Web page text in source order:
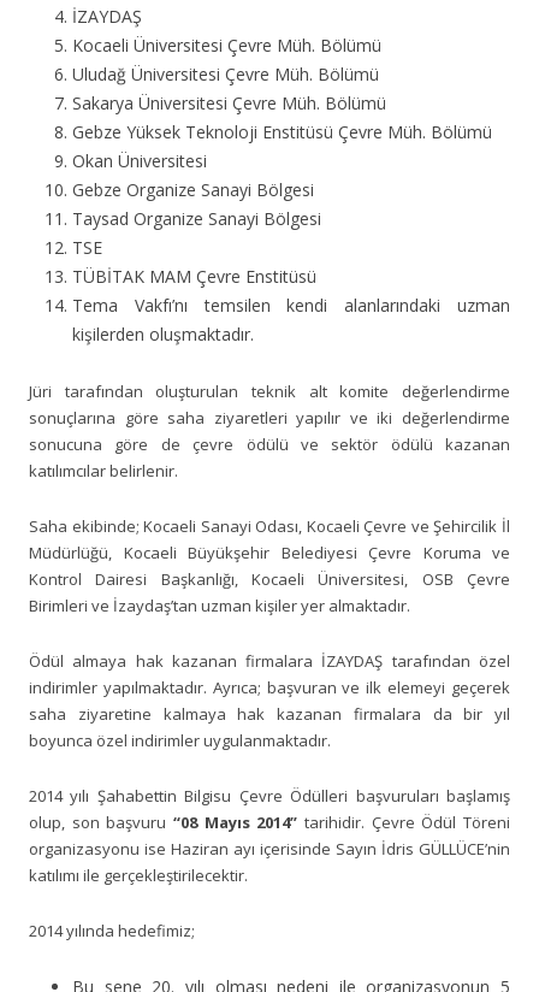
İZAYDAŞ
Kocaeli Üniversitesi Çevre Müh. Bölümü
Uludağ Üniversitesi Çevre Müh. Bölümü
Sakarya Üniversitesi Çevre Müh. Bölümü
Gebze Yüksek Teknoloji Enstitüsü Çevre Müh. Bölümü
Okan Üniversitesi
Gebze Organize Sanayi Bölgesi
Taysad Organize Sanayi Bölgesi
TSE
TÜBİTAK MAM Çevre Enstitüsü
Tema Vakfı’nı temsilen kendi alanlarındaki uzman
kişilerden oluşmaktadır.
Jüri tarafından oluşturulan teknik alt komite değerlendirme
sonuçlarına göre saha ziyaretleri yapılır ve iki değerlendirme
sonucuna göre de çevre ödülü ve sektör ödülü kazanan
katılımcılar belirlenir.
Saha ekibinde; Kocaeli Sanayi Odası, Kocaeli Çevre ve Şehircilik İl
Müdürlüğü, Kocaeli Büyükşehir Belediyesi Çevre Koruma ve
Kontrol Dairesi Başkanlığı, Kocaeli Üniversitesi, OSB Çevre
Birimleri ve İzaydaş’tan uzman kişiler yer almaktadır.
Ödül almaya hak kazanan firmalara İZAYDAŞ tarafından özel
indirimler yapılmaktadır. Ayrıca; başvuran ve ilk elemeyi geçerek
saha ziyaretine kalmaya hak kazanan firmalara da bir yıl
boyunca özel indirimler uygulanmaktadır.
2014 yılı Şahabettin Bilgisu Çevre Ödülleri başvuruları başlamış
olup, son başvuru “08 Mayıs 2014” tarihidir. Çevre Ödül Töreni
organizasyonu ise Haziran ayı içerisinde Sayın İdris GÜLLÜCE’nin
katılımı ile gerçekleştirilecektir.
2014 yılında hedefimiz;
Bu sene 20. yılı olması nedeni ile organizasyonun 5